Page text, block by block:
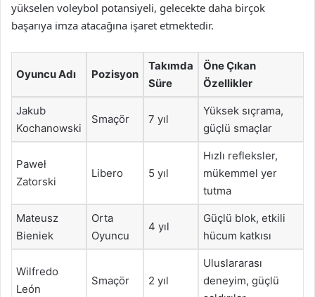
yükselen voleybol potansiyeli, gelecekte daha birçok
başarıya imza atacağına işaret etmektedir.
Oyuncu Adı Pozisyon
Takımda
Süre
Öne Çıkan
Özellikler
Jakub
Kochanowski
Smaçör 7 yıl
Yüksek sıçrama,
güçlü smaçlar
Paweł
Zatorski
Libero 5 yıl
Hızlı refleksler,
mükemmel yer
tutma
Mateusz
Bieniek
Orta
Oyuncu
4 yıl
Güçlü blok, etkili
hücum katkısı
Wilfredo
León
Smaçör 2 yıl
Uluslararası
deneyim, güçlü